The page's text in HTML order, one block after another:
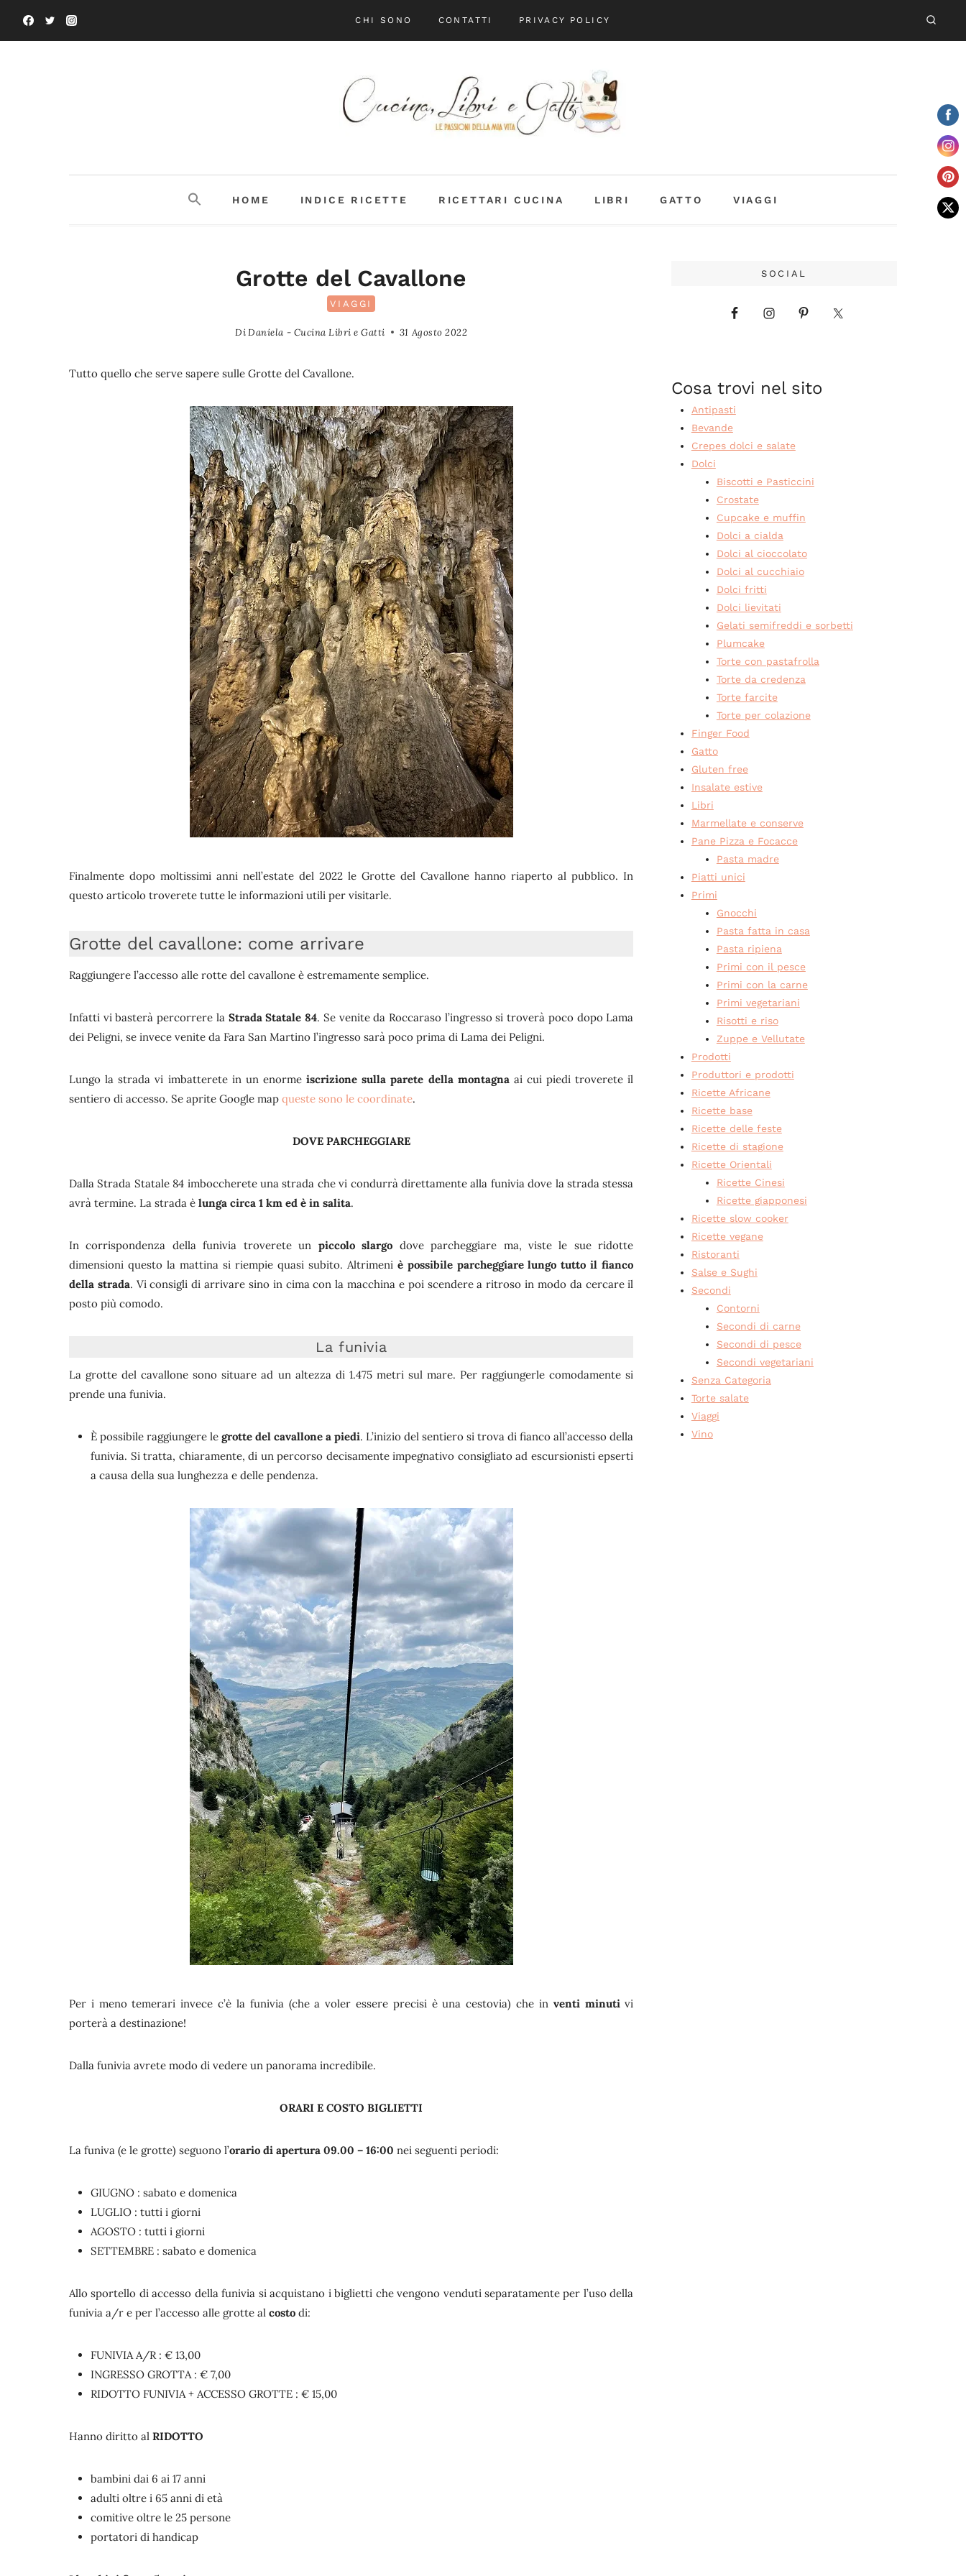
CHI SONO CONTATTI PRIVACY POLICY
HOME INDICE RICETTE RICETTARI CUCINA LIBRI GATTO VIAGGI
Grotte del Cavallone
VIAGGI
DiDaniela - Cucina Libri e Gatti 31 Agosto 2022
Tutto quello che serve sapere sulle Grotte del Cavallone.
Finalmente dopo moltissimi anni nell’estate del 2022 le Grotte del Cavallone hanno riaperto al pubblico. In
questo articolo troverete tutte le informazioni utili per visitarle.
Grotte del cavallone: come arrivare
Raggiungere l’accesso alle rotte del cavallone è estremamente semplice.
Infatti vi basterà percorrere la Strada Statale 84. Se venite da Roccaraso l’ingresso si troverà poco dopo Lama
dei Peligni, se invece venite da Fara San Martino l’ingresso sarà poco prima di Lama dei Peligni.
Lungo la strada vi imbatterete in un enormeiscrizione sulla parete della montagna ai cui piedi troverete il
sentiero di accesso. Se aprite Google map queste sono le coordinate.
DOVE PARCHEGGIARE
Dalla Strada Statale 84 imboccherete una strada che vi condurrà direttamente alla funivia dove la strada stessa
avrà termine. La strada è lunga circa 1 km ed è in salita.
In corrispondenza della funivia troverete un piccolo slargo dove parcheggiare ma, viste le sue ridotte
dimensioni questo la mattina si riempie quasi subito. Altrimeni è possibile parcheggiare lungo tutto il fianco
della strada. Vi consigli di arrivare sino in cima con la macchina e poi scendere a ritroso in modo da cercare il
posto più comodo.
La funivia
La grotte del cavallone sono situare ad un altezza di 1.475 metri sul mare. Per raggiungerle comodamente si
prende una funivia.
È possibile raggiungere legrotte del cavallone a piedi. L’inizio del sentiero si trova di fianco all’accesso della
funivia. Si tratta, chiaramente, di un percorso decisamente impegnativo consigliato ad escursionisti epserti
a causa della sua lunghezza e delle pendenza.
Per i meno temerari invece c’è la funivia (che a voler essere precisi è una cestovia) che in venti minuti vi
porterà a destinazione!
Dalla funivia avrete modo di vedere un panorama incredibile.
ORARI E COSTO BIGLIETTI
La funiva (e le grotte) seguono l’orario di apertura 09.00 – 16:00 nei seguenti periodi:
GIUGNO : sabato e domenica
LUGLIO : tutti i giorni
AGOSTO : tutti i giorni
SETTEMBRE : sabato e domenica
Allo sportello di accesso della funivia si acquistano i biglietti che vengono venduti separatamente per l’uso della
funivia a/r e per l’accesso alle grotte al costo di:
FUNIVIA A/R : € 13,00
INGRESSO GROTTA : € 7,00
RIDOTTO FUNIVIA + ACCESSO GROTTE : € 15,00
Hanno diritto al RIDOTTO
bambini dai 6 ai 17 anni
adulti oltre i 65 anni di età
comitive oltre le 25 persone
portatori di handicap
SOCIAL
Cosa trovi nel sito
Antipasti
Bevande
Crepes dolci e salate
Dolci
Biscotti e Pasticcini
Crostate
Cupcake e muffin
Dolci a cialda
Dolci al cioccolato
Dolci al cucchiaio
Dolci fritti
Dolci lievitati
Gelati semifreddi e sorbetti
Plumcake
Torte con pastafrolla
Torte da credenza
Torte farcite
Torte per colazione
Finger Food
Gatto
Gluten free
Insalate estive
Libri
Marmellate e conserve
Pane Pizza e Focacce
Pasta madre
Piatti unici
Primi
Gnocchi
Pasta fatta in casa
Pasta ripiena
Primi con il pesce
Primi con la carne
Primi vegetariani
Risotti e riso
Zuppe e Vellutate
Prodotti
Produttori e prodotti
Ricette Africane
Ricette base
Ricette delle feste
Ricette di stagione
Ricette Orientali
Ricette Cinesi
Ricette giapponesi
Ricette slow cooker
Ricette vegane
Ristoranti
Salse e Sughi
Secondi
Contorni
Secondi di carne
Secondi di pesce
Secondi vegetariani
Senza Categoria
Torte salate
Viaggi
Vino